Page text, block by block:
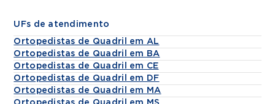
UFs de atendimento
Ortopedistas de Quadril em AL
Ortopedistas de Quadril em BA
Ortopedistas de Quadril em CE
Ortopedistas de Quadril em DF
Ortopedistas de Quadril em MA